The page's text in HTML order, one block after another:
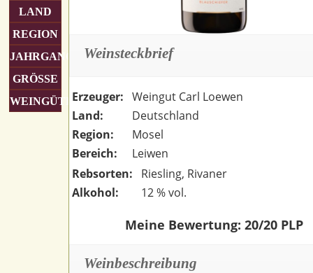
LAND
REGION
JAHRGANG
GRÖSSE
WEINGÜTER
Weinsteckbrief
Erzeuger:
Weingut Carl Loewen
Land:
Deutschland
Region:
Mosel
Bereich:
Leiwen
Rebsorten:
Riesling, Rivaner
Alkohol:
12 % vol.
Meine Bewertung: 20/20 PLP
Weinbeschreibung